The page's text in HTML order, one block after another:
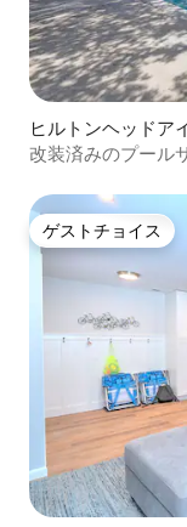
ヒルトンヘッドア
改装済みのプール
ゲストチョイス
ゲストチョイス